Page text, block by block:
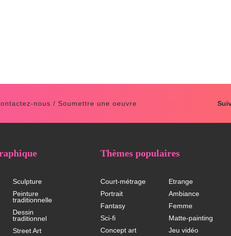
nous / Soumettre une oeuvre
Sculpture
Peinture
traditionnelle
Dessin
traditionnel
Street Art
Thèmes populaires
Court-métrage
Portrait
Fantasy
Sci-fi
Concept art
Etrange
Ambiance
Femme
Matte-painting
Jeu vidéo